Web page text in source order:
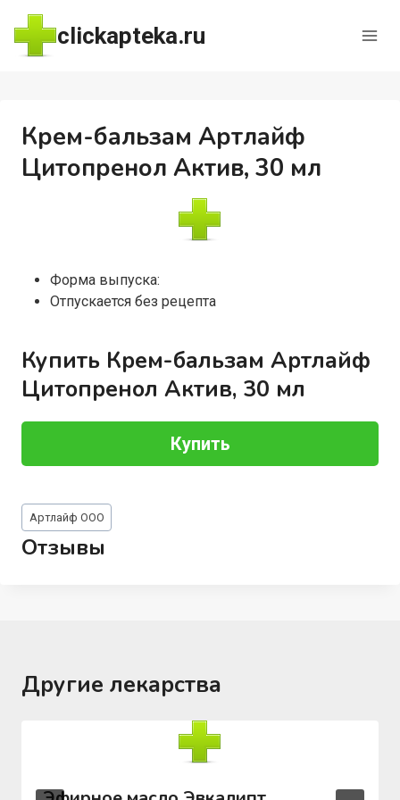
Перейти
содержимому
clickapteka.ru
Крем-бальзам Артлайф
Цитопренол Актив, 30 мл
Форма выпуска:
Отпускается без рецепта
Купить Крем-бальзам Артлайф
Цитопренол Актив, 30 мл
Купить
Метки
записи:
Артлайф ООО
Отзывы
Другие лекарства